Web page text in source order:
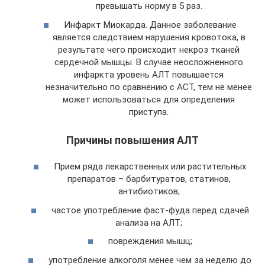
превышать норму в 5 раз.
Инфаркт Миокарда. Данное заболевание
является следствием нарушения кровотока, в
результате чего происходит некроз тканей
сердечной мышцы. В случае неосложненного
инфаркта уровень АЛТ повышается
незначительно по сравнению с АСТ, тем не менее
может использоваться для определения
приступа.
Причины повышения АЛТ
Прием ряда лекарственных или растительных
препаратов – барбитуратов, статинов,
антибиотиков;
частое употребление фаст-фуда перед сдачей
анализа на АЛТ;
повреждения мышц;
употребление алкоголя менее чем за неделю до